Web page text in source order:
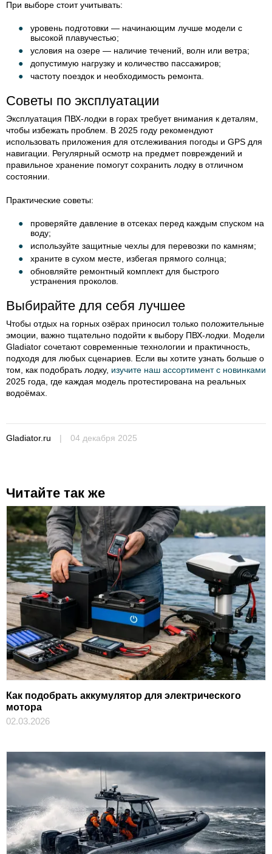
При выборе стоит учитывать:
уровень подготовки — начинающим лучше модели с
высокой плавучестью;
условия на озере — наличие течений, волн или ветра;
допустимую нагрузку и количество пассажиров;
частоту поездок и необходимость ремонта.
Советы по эксплуатации
Эксплуатация ПВХ-лодки в горах требует внимания к деталям,
чтобы избежать проблем. В 2025 году рекомендуют
использовать приложения для отслеживания погоды и GPS для
навигации. Регулярный осмотр на предмет повреждений и
правильное хранение помогут сохранить лодку в отличном
состоянии.
Практические советы:
проверяйте давление в отсеках перед каждым спуском на
воду;
используйте защитные чехлы для перевозки по камням;
храните в сухом месте, избегая прямого солнца;
обновляйте ремонтный комплект для быстрого
устранения проколов.
Выбирайте для себя лучшее
Чтобы отдых на горных озёрах приносил только положительные
эмоции, важно тщательно подойти к выбору ПВХ-лодки. Модели
Gladiator сочетают современные технологии и практичность,
подходя для любых сценариев. Если вы хотите узнать больше о
том, как подобрать лодку, изучите наш ассортимент с новинками
2025 года, где каждая модель протестирована на реальных
водоёмах.
Gladiator.ru | 04 декабря 2025
Читайте так же
Как подобрать аккумулятор для электрического
мотора
02.03.2026